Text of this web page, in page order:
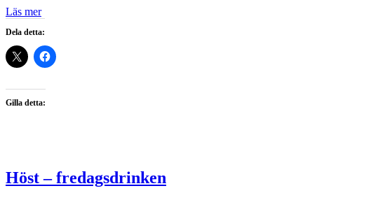
Läs mer
Dela detta:
Gilla detta:
Höst – fredagsdrinken